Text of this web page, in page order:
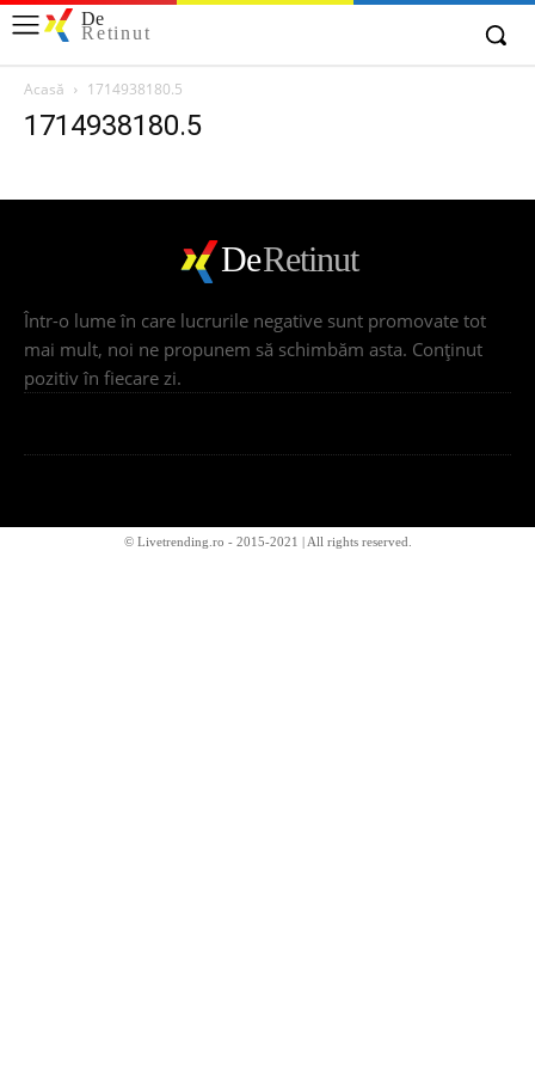
De
Retinut
Acasă 1714938180.5
1714938180.5
DeRetinut
Într-o lume în care lucrurile negative sunt promovate tot
mai mult, noi ne propunem să schimbăm asta. Conţinut
pozitiv în fiecare zi.
© Livetrending.ro - 2015-2021 | All rights reserved.